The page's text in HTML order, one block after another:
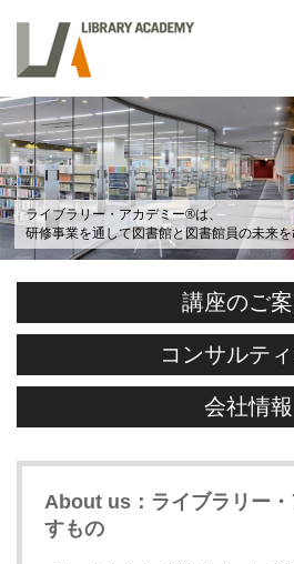
ライブラリー・アカデミー®は、
研修事業を通して図書館と図書館員の未来を
講座のご
コンサルテ
会社情報
About us：ライブラリー
すもの